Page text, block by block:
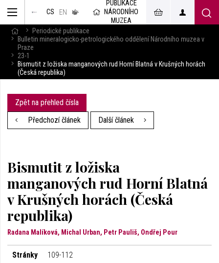
CS EN
v českém
jazyce
PUBLIKACE
NÁRODNÍHO
MUZEA
Periodické publikace
Bulletin mineralogicko-petrologického oddělení Národního muzea v
Praze
23-1
Bismutit z ložiska manganových rud Horní Blatná v Krušných horách
(Česká republika)
Zpět na přehled čísla
Předchozí článek
Další článek
Bismutit z ložiska
manganových rud Horní Blatná
v Krušných horách (Česká
republika)
Radana Malíková, Michal Urban, Petr Pauliš, Ondřej Pour
Stránky 109-112